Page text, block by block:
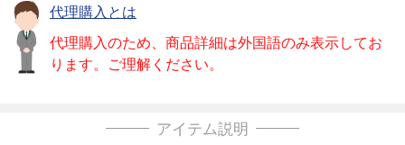
代理購入とは
代理購入のため、商品詳細は外国語のみ表示してお
ります。ご理解ください。
アイテム説明